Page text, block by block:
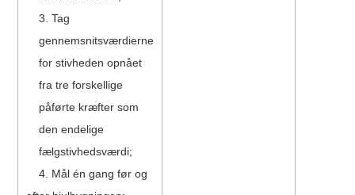
3. Tag
gennemsnitsværdierne
for stivheden opnået
fra tre forskellige
påførte kræfter som
den endelige
fælgstivhedsværdi;
4. Mål én gang før og